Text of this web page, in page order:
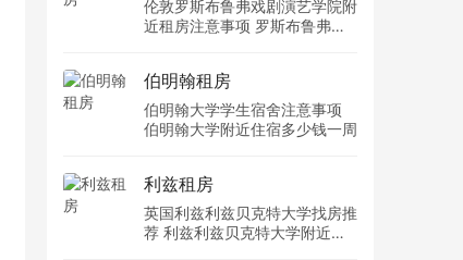
伦敦罗斯布鲁弗戏剧演艺学院附
近租房注意事项 罗斯布鲁弗戏
伯明翰租房
伯明翰大学学生宿舍注意事项
伯明翰大学附近住宿多少钱一周
利兹租房
英国利兹利兹贝克特大学找房推
荐 利兹利兹贝克特大学附近住